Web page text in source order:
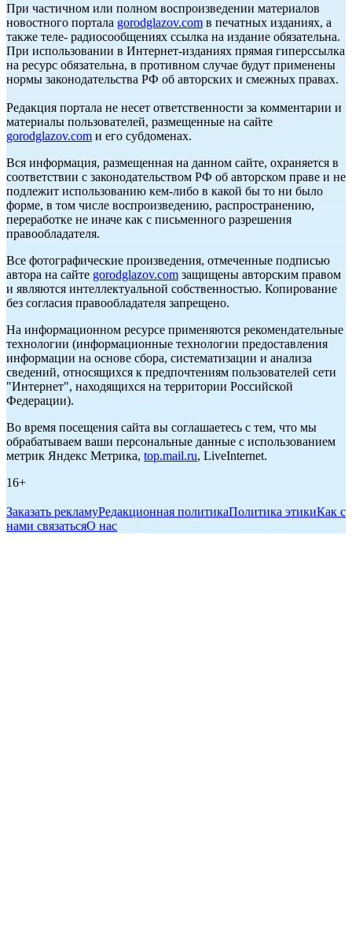
При частичном или полном воспроизведении материалов
новостного портала gorodglazov.com в печатных изданиях, а
также теле- радиосообщениях ссылка на издание обязательна.
При использовании в Интернет-изданиях прямая гиперссылка
на ресурс обязательна, в противном случае будут применены
нормы законодательства РФ об авторских и смежных правах.
Редакция портала не несет ответственности за комментарии и
материалы пользователей, размещенные на сайте
gorodglazov.com и его субдоменах.
Вся информация, размещенная на данном сайте, охраняется в
соответствии с законодательством РФ об авторском праве и не
подлежит использованию кем-либо в какой бы то ни было
форме, в том числе воспроизведению, распространению,
переработке не иначе как с письменного разрешения
правообладателя.
Все фотографические произведения, отмеченные подписью
автора на сайте gorodglazov.com защищены авторским правом
и являются интеллектуальной собственностью. Копирование
без согласия правообладателя запрещено.
На информационном ресурсе применяются рекомендательные
технологии (информационные технологии предоставления
информации на основе сбора, систематизации и анализа
сведений, относящихся к предпочтениям пользователей сети
"Интернет", находящихся на территории Российской
Федерации).
Во время посещения сайта вы соглашаетесь с тем, что мы
обрабатываем ваши персональные данные с использованием
метрик Яндекс Метрика, top.mail.ru, LiveInternet.
16+
Заказать рекламуРедакционная политикаПолитика этикиКак с
нами связатьсяО нас